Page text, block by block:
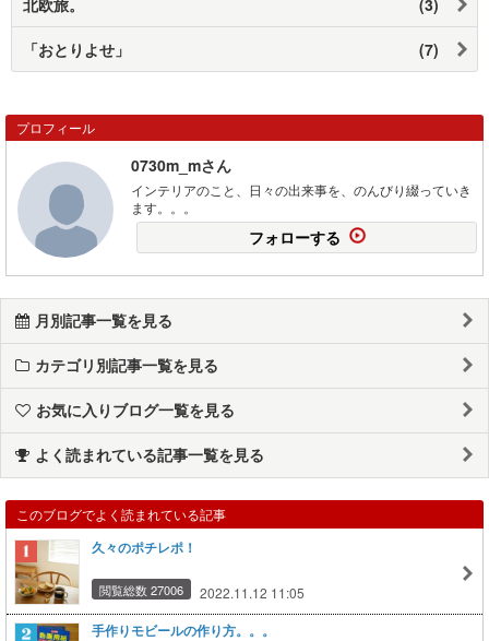
「おとりよせ」 (7)
プロフィール
0730m_mさん
インテリアのこと、日々の出来事を、のんびり綴っていき
ます。。。
フォローする
月別記事一覧を見る
カテゴリ別記事一覧を見る
お気に入りブログ一覧を見る
よく読まれている記事一覧を見る
このブログでよく読まれている記事
久々のポチレポ！
閲覧総数 27006 2022.11.12 11:05
手作りモビールの作り方。。。